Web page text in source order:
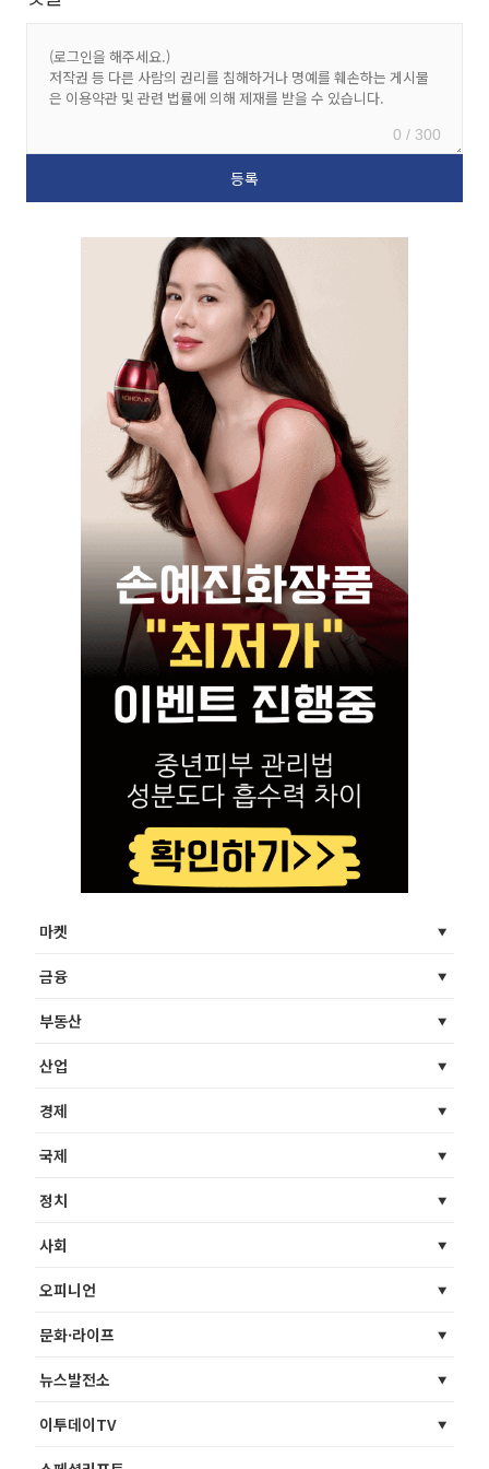
0 / 300
마켓
금융
부동산
산업
경제
국제
정치
사회
오피니언
문화·라이프
뉴스발전소
이투데이TV